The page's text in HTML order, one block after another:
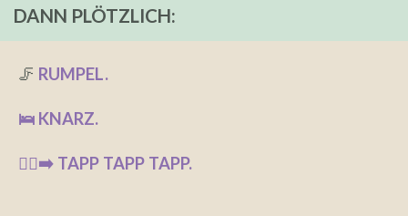
DANN PLÖTZLICH:
🦵 RUMPEL.
🛌 KNARZ.
🏃‍♂️‍➡️ TAPP TAPP TAPP.